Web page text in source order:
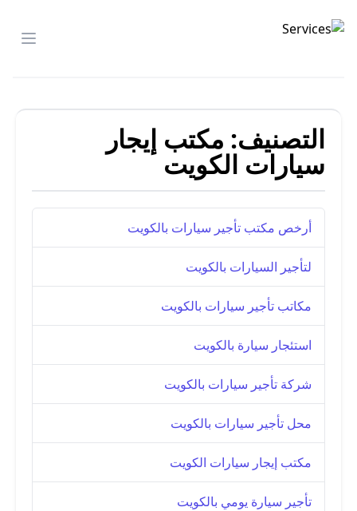
شركة الصدارة
التصنيف: مكتب إيجار
سيارات الكويت
أرخص مكتب تأجير سيارات بالكويت
لتأجير السيارات بالكويت
مكاتب تأجير سيارات بالكويت
استئجار سيارة بالكويت
شركة تأجير سيارات بالكويت
محل تأجير سيارات بالكويت
مكتب إيجار سيارات الكويت
تأجير سيارة يومي بالكويت